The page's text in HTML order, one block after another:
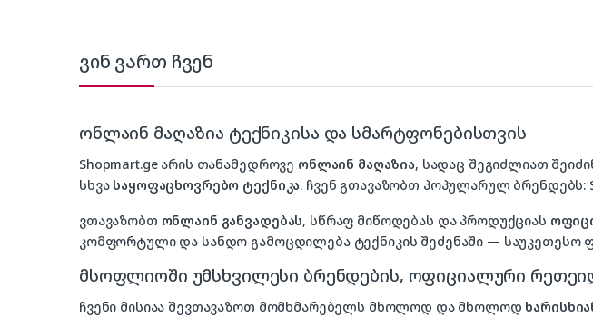
ვინ ვართ ჩვენ
ონლაინ მაღაზია ტექნიკისა და სმარტფონებისთვის
Shopmart.ge არის თანამედროვე ონლაინ მაღაზია, სადაც შეგიძლიათ
სხვა საყოფაცხოვრებო ტექნიკა. ჩვენ გთავაზობთ პოპულარულ ბრენდებს:
ვთავაზობთ ონლაინ განვადებას, სწრაფ მიწოდებას და პროდუქციას
კომფორტული და სანდო გამოცდილება ტექნიკის შეძენაში — საუკეთესო
მსოფლიოში უმსხვილესი ბრენდების, ოფიციალური
ჩვენი მისიაა შევთავაზოთ მომხმარებელს მხოლოდ და მხოლოდ